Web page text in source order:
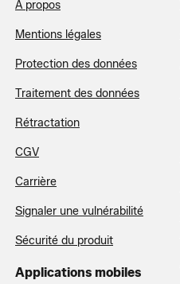
À propos
Mentions légales
Protection des données
Traitement des données
Rétractation
CGV
Carrière
Signaler une vulnérabilité
Sécurité du produit
Applications mobiles